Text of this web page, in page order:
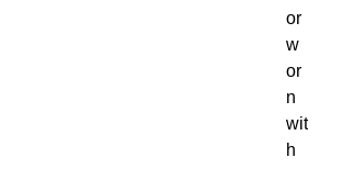
or
w
or
n
wit
h